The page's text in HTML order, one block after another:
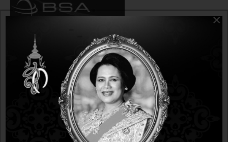
ข่าวละเมิดลิขสิทธิ์
10 years 2 months ago
10 years 2 months ago
BSA สรุปผลสำรวจ พบอัตราการใช้งานซอฟต์แวร์โดยไม่มี
สัญญาอนุญาตให้ใช้สิทธิ์ในประเทศไทย ลดลงจากเดิมมาอยู่
ที่ร้อยละ 69
×